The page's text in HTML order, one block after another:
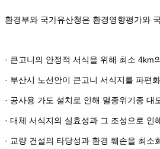
환경부와 국가유산청은 환경영향평가와
· 큰고니의 안정적 서식을 위해 최소 4km
· 부산시 노선안이 큰고니 서식지를 파편
· 공사용 가도 설치로 인해 멸종위기종 대
· 대체 서식지의 실효성과 그 조성으로 인
· 교량 건설의 타당성과 환경 훼손을 최소